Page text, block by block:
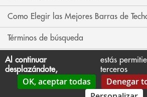
Como Elegir las Mejores Barras de
Términos de búsqueda
Búsqueda avanzada
Contáctenos
Al continuar
desplazándote,
estás
terceros
OK, aceptar todas
Denegar